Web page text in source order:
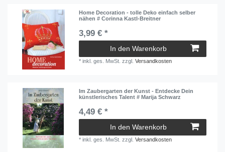
Home Decoration - tolle Deko einfach selber
nähen # Corinna Kastl-Breitner
3,99 € *
In den Warenkorb
*inkl. ges. MwSt. zzgl.Versandkosten
Im Zaubergarten der Kunst - Entdecke Dein
künstlerisches Talent # Marija Schwarz
4,49 € *
In den Warenkorb
*inkl. ges. MwSt. zzgl.Versandkosten